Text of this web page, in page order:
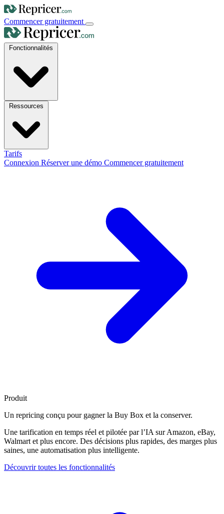
Commencer gratuitement
Tarifs
Connexion Réserver une démo Commencer gratuitement
Produit
Un repricing conçu pour gagner la Buy Box et la conserver.
Une tarification en temps réel et pilotée par l’IA sur Amazon, eBay,
Walmart et plus encore. Des décisions plus rapides, des marges plus
saines, une automatisation plus intelligente.
Découvrir toutes les fonctionnalités